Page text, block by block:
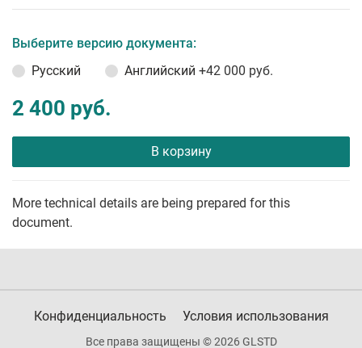
Выберите версию документа:
Русский
Английский +42 000 руб.
2 400 руб.
В корзину
More technical details are being prepared for this
document.
Конфиденциальность Условия использования
Все права защищены © 2026 GLSTD